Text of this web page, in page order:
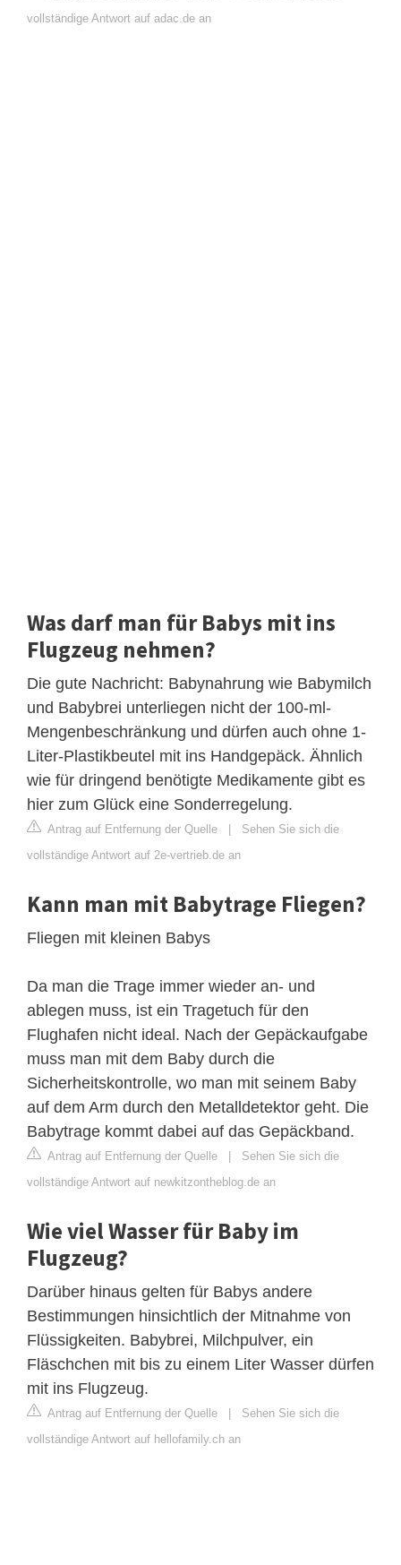
vollständige Antwort auf adac.de an
Was darf man für Babys mit ins
Flugzeug nehmen?
Die gute Nachricht: Babynahrung wie Babymilch
und Babybrei unterliegen nicht der 100-ml-
Mengenbeschränkung und dürfen auch ohne 1-
Liter-Plastikbeutel mit ins Handgepäck. Ähnlich
wie für dringend benötigte Medikamente gibt es
hier zum Glück eine Sonderregelung.
Antrag auf Entfernung der Quelle | Sehen Sie sich die
vollständige Antwort auf 2e-vertrieb.de an
Kann man mit Babytrage Fliegen?
Fliegen mit kleinen Babys
Da man die Trage immer wieder an- und
ablegen muss, ist ein Tragetuch für den
Flughafen nicht ideal. Nach der Gepäckaufgabe
muss man mit dem Baby durch die
Sicherheitskontrolle, wo man mit seinem Baby
auf dem Arm durch den Metalldetektor geht. Die
Babytrage kommt dabei auf das Gepäckband.
Antrag auf Entfernung der Quelle | Sehen Sie sich die
vollständige Antwort auf newkitzontheblog.de an
Wie viel Wasser für Baby im
Flugzeug?
Darüber hinaus gelten für Babys andere
Bestimmungen hinsichtlich der Mitnahme von
Flüssigkeiten. Babybrei, Milchpulver, ein
Fläschchen mit bis zu einem Liter Wasser dürfen
mit ins Flugzeug.
Antrag auf Entfernung der Quelle | Sehen Sie sich die
vollständige Antwort auf hellofamily.ch an